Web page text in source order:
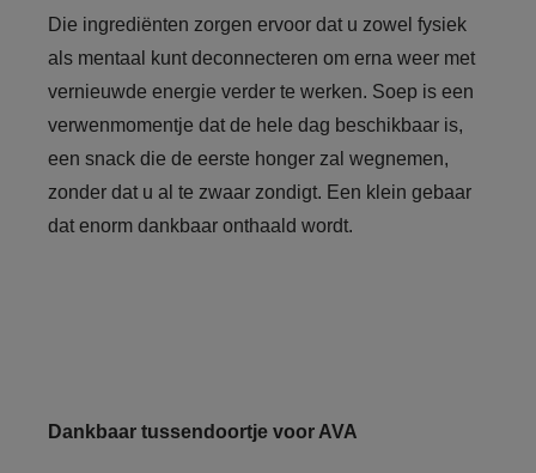
Die ingrediënten zorgen ervoor dat u zowel fysiek
als mentaal kunt deconnecteren om erna weer met
vernieuwde energie verder te werken. Soep is een
verwenmomentje dat de hele dag beschikbaar is,
een snack die de eerste honger zal wegnemen,
zonder dat u al te zwaar zondigt. Een klein gebaar
dat enorm dankbaar onthaald wordt.
Dankbaar tussendoortje voor AVA